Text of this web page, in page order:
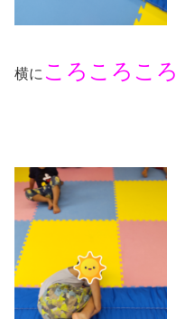
横に ころころこ